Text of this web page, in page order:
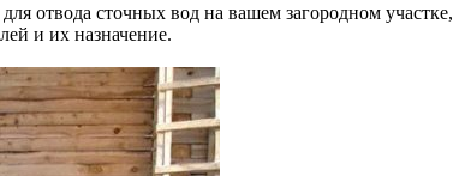
отвода сточных вод на вашем загородном
и их назначение.